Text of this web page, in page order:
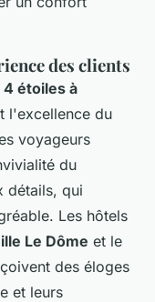
des clients
étoiles à
l'excellence du
voyageurs
du
détails, qui
Les hôtels
Le Dôme et le
des éloges
et leurs